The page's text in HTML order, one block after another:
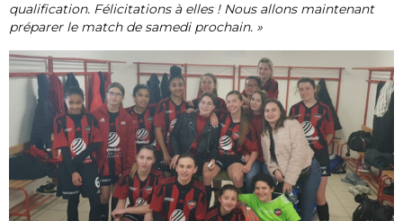
qualification. Félicitations à elles ! Nous allons maintenant
préparer le match de samedi prochain. »